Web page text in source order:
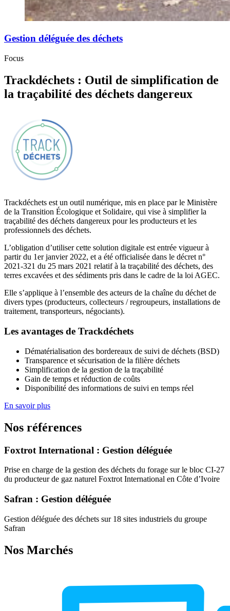
Gestion déléguée des déchets
Focus
Trackdéchets : Outil de simplification de
la traçabilité des déchets dangereux
Trackdéchets est un outil numérique, mis en place par le Ministère
de la Transition Écologique et Solidaire, qui vise à simplifier la
traçabilité des déchets dangereux pour les producteurs et les
professionnels des déchets.
L’obligation d’utiliser cette solution digitale est entrée vigueur à
partir du 1er janvier 2022, et a été officialisée dans le décret n°
2021-321 du 25 mars 2021 relatif à la traçabilité des déchets, des
terres excavées et des sédiments pris dans le cadre de la loi AGEC.
Elle s’applique à l’ensemble des acteurs de la chaîne du déchet de
divers types (producteurs, collecteurs / regroupeurs, installations de
traitement, transporteurs, négociants).
Les avantages de Trackdéchets
Dématérialisation des bordereaux de suivi de déchets (BSD)
Transparence et sécurisation de la filière déchets
Simplification de la gestion de la traçabilité
Gain de temps et réduction de coûts
Disponibilité des informations de suivi en temps réel
En savoir plus
Nos références
Foxtrot International : Gestion déléguée
Prise en charge de la gestion des déchets du forage sur le bloc CI-27
du producteur de gaz naturel Foxtrot International en Côte d’Ivoire
Safran : Gestion déléguée
Gestion déléguée des déchets sur 18 sites industriels du groupe
Safran
Nos Marchés